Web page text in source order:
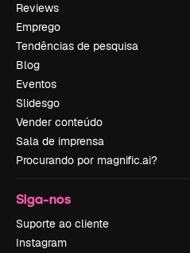
Reviews
Emprego
Tendências de pesquisa
Blog
Eventos
Slidesgo
Vender conteúdo
Sala de imprensa
Procurando por magnific.ai?
Siga-nos
Suporte ao cliente
Instagram